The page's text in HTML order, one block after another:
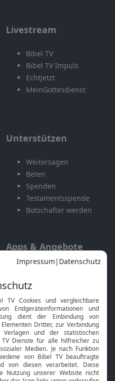
Livestream
Bibel TV
Bibel TV Impuls
EchtJetzt
MeinGottesdienst
Unterstützen
Weitersagen
Beten
Spenden
Testamentsspende
Botschafter werden
Apps & Angebote
Mobile App
Smart TV
HbbTV
Bibelthek Online-Bibel
Nächster Gottesdienst